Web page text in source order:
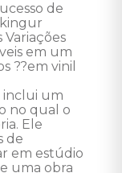
de
em um
??em vinil
inclui um
no qual o
Ele
de
em estúdio
uma obra